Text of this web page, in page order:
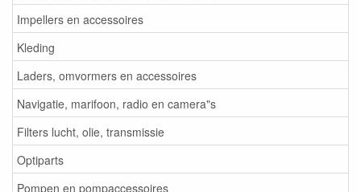
Impellers en accessoires
Kleding
Laders, omvormers en accessoires
Navigatie, marifoon, radio en camera"s
Filters lucht, olie, transmissie
Optiparts
Pompen en pompaccessoires